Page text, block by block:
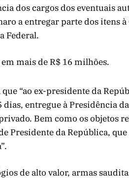
dos cargos dos eventuais
a entregar parte dos itens
Federal.
mais de R$ 16 milhões.
“ao ex-presidente da
dias, entregue à Presidência
Bem como os objetos
Presidente da República,
de alto valor, armas